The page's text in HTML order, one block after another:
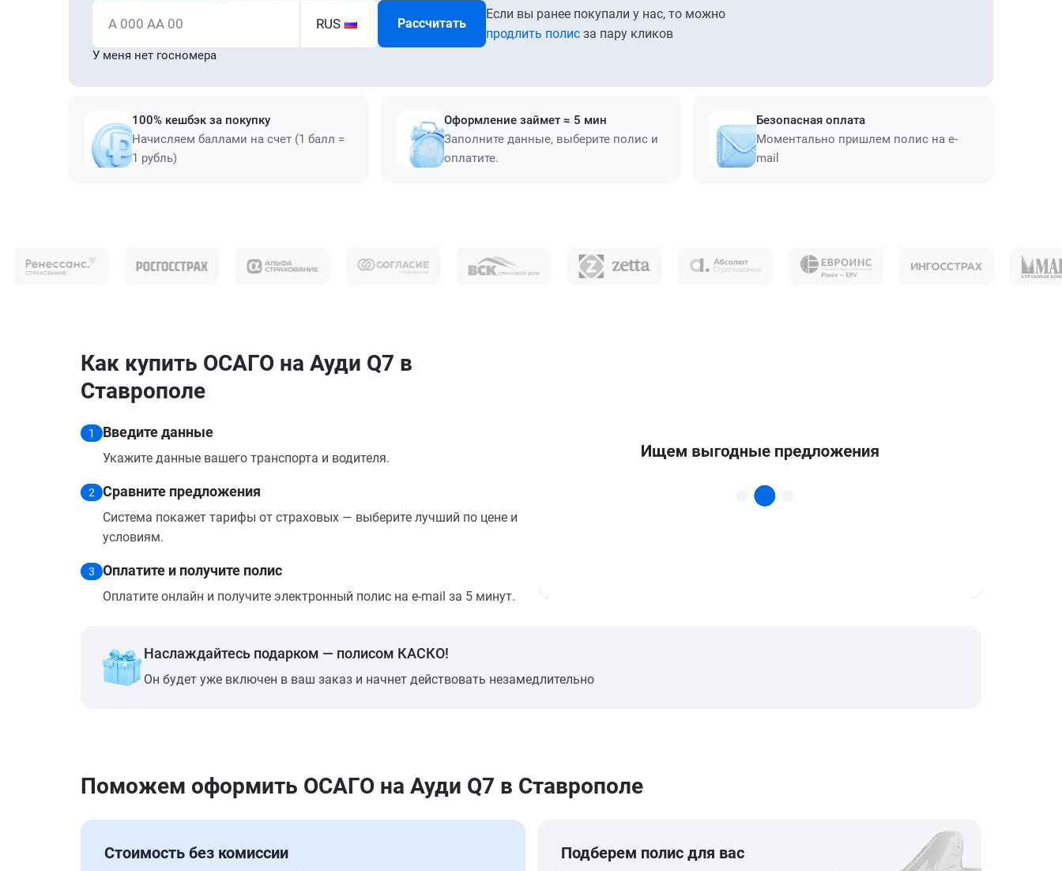
А 000 АА 00 RUS Рассчитать
Если вы ранее покупали у нас, то можно
продлить полис за пару кликов
У меня нет госномера
100% кешбэк за покупку
Начисляем баллами на счет (1 балл =
1 рубль)
Оформление займет ≈ 5 мин
Заполните данные, выберите полис и
оплатите.
Безопасная оплата
Моментально пришлем полис на e-
mail
Как купить ОСАГО на Ауди Q7 в
Ставрополе
1 Введите данные
Укажите данные вашего транспорта и водителя.
2 Сравните предложения
Система покажет тарифы от страховых — выберите лучший по цене и
условиям.
3 Оплатите и получите полис
Оплатите онлайн и получите электронный полис на e-mail за 5 минут.
Наслаждайтесь подарком — полисом КАСКО!
Он будет уже включен в ваш заказ и начнет действовать незамедлительно
Поможем оформить ОСАГО на Ауди Q7 в Ставрополе
Стоимость без комиссии Подберем полис для вас